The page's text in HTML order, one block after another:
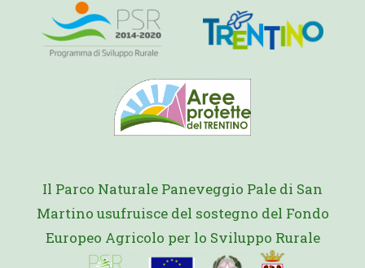
Il Parco Naturale Paneveggio Pale di San
Martino usufruisce del sostegno del Fondo
Europeo Agricolo per lo Sviluppo Rurale